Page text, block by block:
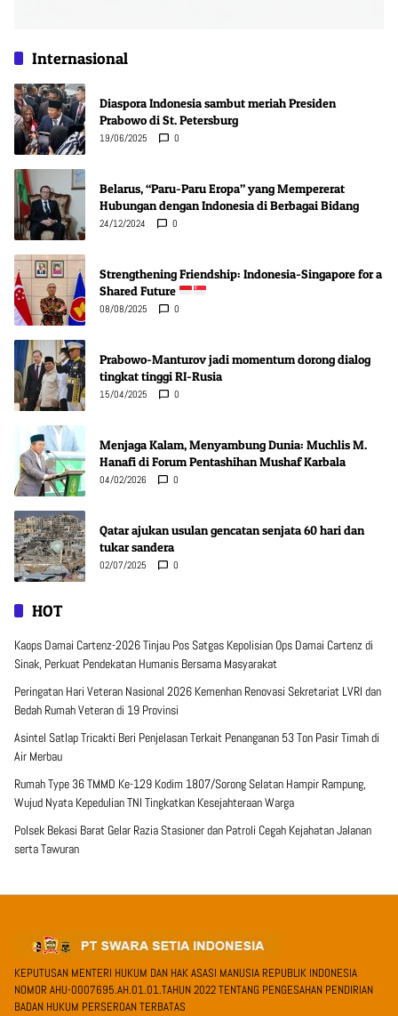
Internasional
Diaspora Indonesia sambut meriah Presiden
Prabowo di St. Petersburg
19/06/2025 0
Belarus, “Paru-Paru Eropa” yang Mempererat
Hubungan dengan Indonesia di Berbagai Bidang
24/12/2024 0
Strengthening Friendship: Indonesia-Singapore for a
Shared Future
08/08/2025 0
Prabowo-Manturov jadi momentum dorong dialog
tingkat tinggi RI-Rusia
15/04/2025 0
Menjaga Kalam, Menyambung Dunia: Muchlis M.
Hanafi di Forum Pentashihan Mushaf Karbala
04/02/2026 0
Qatar ajukan usulan gencatan senjata 60 hari dan
tukar sandera
02/07/2025 0
HOT
Kaops Damai Cartenz-2026 Tinjau Pos Satgas Kepolisian Ops Damai Cartenz di
Sinak, Perkuat Pendekatan Humanis Bersama Masyarakat
Peringatan Hari Veteran Nasional 2026 Kemenhan Renovasi Sekretariat LVRI dan
Bedah Rumah Veteran di 19 Provinsi
Asintel Satlap Tricakti Beri Penjelasan Terkait Penanganan 53 Ton Pasir Timah di
Air Merbau
Rumah Type 36 TMMD Ke-129 Kodim 1807/Sorong Selatan Hampir Rampung,
Wujud Nyata Kepedulian TNI Tingkatkan Kesejahteraan Warga
Polsek Bekasi Barat Gelar Razia Stasioner dan Patroli Cegah Kejahatan Jalanan
serta Tawuran
KEPUTUSAN MENTERI HUKUM DAN HAK ASASI MANUSIA REPUBLIK INDONESIA
NOMOR AHU-0007695.AH.01.01.TAHUN 2022 TENTANG PENGESAHAN PENDIRIAN
BADAN HUKUM PERSEROAN TERBATAS